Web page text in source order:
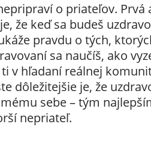
o priateľov. Prvá
že keď sa budeš
pravdu o tých,
sa naučíš, ako
v hľadaní reálnej
dôležitejšie je, že
sebe – tým
nepriateľ.